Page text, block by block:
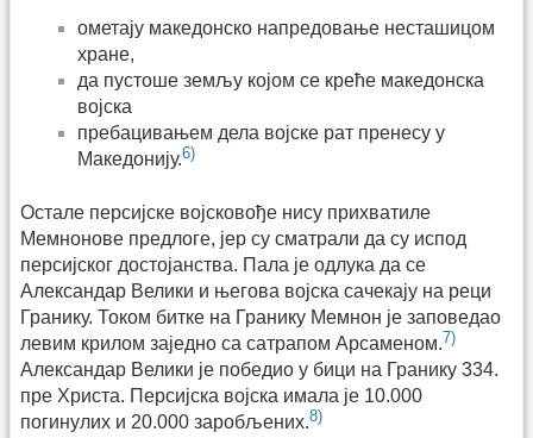
ометају македонско напредовање несташицом
хране,
да пустоше земљу којом се креће македонска
војска
пребацивањем дела војске рат пренесу у
Македонију.6)
Остале персијске војсковође нису прихватиле
Мемнонове предлоге, јер су сматрали да су испод
персијског достојанства. Пала је одлука да се
Александар Велики и његова војска сачекају на реци
Гранику. Током битке на Гранику Мемнон је заповедао
левим крилом заједно са сатрапом Арсаменом.7)
Александар Велики је победио у бици на Гранику 334.
пре Христа. Персијска војска имала је 10.000
погинулих и 20.000 заробљених.8)